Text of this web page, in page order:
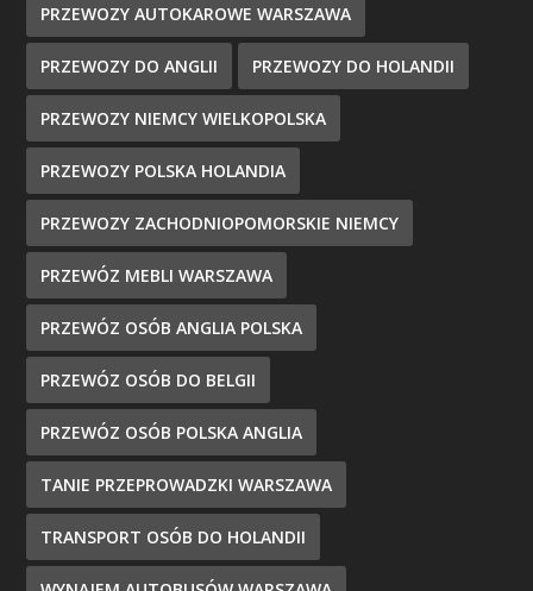
PRZEWOZY AUTOKAROWE WARSZAWA
PRZEWOZY DO ANGLII PRZEWOZY DO HOLANDII
PRZEWOZY NIEMCY WIELKOPOLSKA
PRZEWOZY POLSKA HOLANDIA
PRZEWOZY ZACHODNIOPOMORSKIE NIEMCY
PRZEWÓZ MEBLI WARSZAWA
PRZEWÓZ OSÓB ANGLIA POLSKA
PRZEWÓZ OSÓB DO BELGII
PRZEWÓZ OSÓB POLSKA ANGLIA
TANIE PRZEPROWADZKI WARSZAWA
TRANSPORT OSÓB DO HOLANDII